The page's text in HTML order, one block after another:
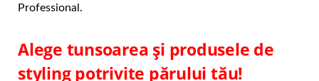
Professional.
Alege tunsoarea și produsele de
styling potrivite părului tău!